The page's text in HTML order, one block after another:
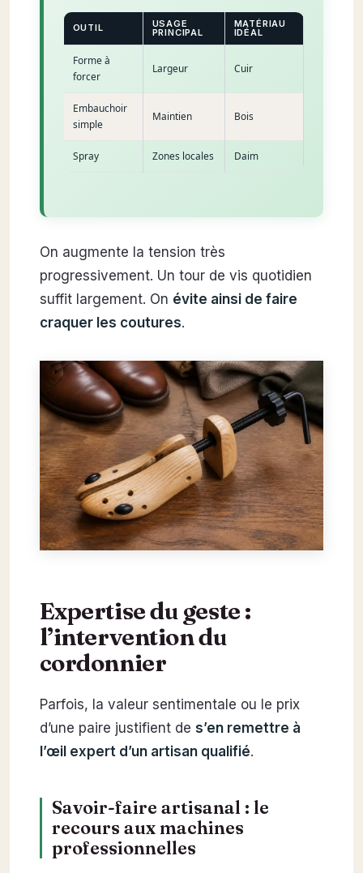
OUTIL USAGE
PRINCIPAL
MATÉRIAU
IDÉAL
Forme à
forcer
Largeur Cuir
Embauchoir
simple
Maintien Bois
Spray Zones locales Daim
On augmente la tension très
progressivement. Un tour de vis quotidien
suffit largement. On évite ainsi de faire
craquer les coutures.
Expertise du geste :
l’intervention du
cordonnier
Parfois, la valeur sentimentale ou le prix
d’une paire justifient de s’en remettre à
l’œil expert d’un artisan qualifié.
Savoir-faire artisanal : le
recours aux machines
professionnelles